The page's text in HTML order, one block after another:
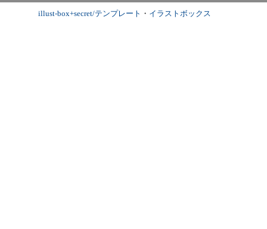
illust-box+secret/テンプレート ・ イラストボックス